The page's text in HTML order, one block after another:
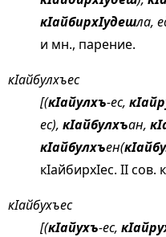
кIайбирхIудешла,
и мн., парение.
кIайбулхъес
[(кIайулхъ-ес,
ес), кIайбулхъан,
кIайбулхъен(
кIайбирхIес. II сов.
кIайбухъес
[(кIайухъ-ес,